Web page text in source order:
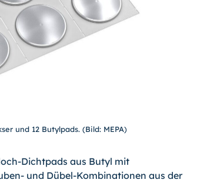
und 12 Butylpads. (Bild: MEPA)
Dichtpads aus Butyl mit
und Dübel-Kombinationen aus der